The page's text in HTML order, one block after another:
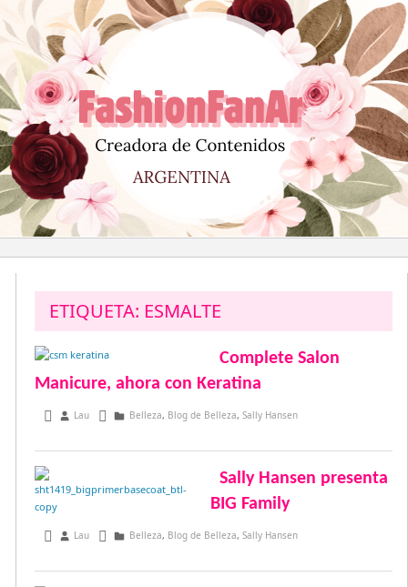
al
contenido
ETIQUETA: ESMALTE
Complete Salon
Manicure, ahora con Keratina
febrero 2, 2017
Lau Belleza, Blog de Belleza, Sally Hansen
Sally Hansen presenta
BIG Family
octubre 17, 2016
Lau Belleza, Blog de Belleza, Sally Hansen